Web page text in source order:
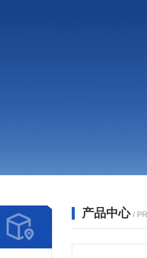
产品中心 /